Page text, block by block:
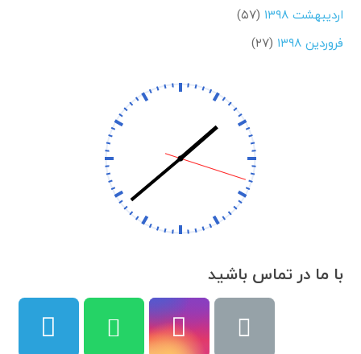
اردیبهشت ۱۳۹۸
(۵۷)
فروردین ۱۳۹۸
(۲۷)
با ما در تماس باشید